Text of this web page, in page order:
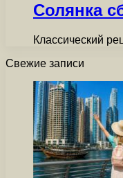
Солянка
Классический
Свежие записи